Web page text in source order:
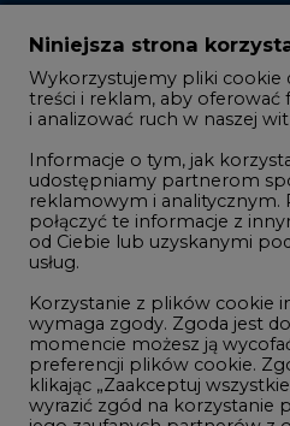
Offshore wind
Magazyny energii
Zielone samorządy
Zielona gospodarka
©2002- 2021 - 2026 CIRE.PL
REDAKCJA@CIRE.PL
Niniejsza strona
Wykorzystujemy pliki cookie
treści i reklam, aby oferować
i analizować ruch w naszej
Informacje o tym, jak
udostępniamy partnerom
reklamowym i analitycznym.
połączyć te informacje z
od Ciebie lub uzyskanymi
usług.
Korzystanie z plików cookie
wymaga zgody. Zgoda jest
momencie możesz ją
preferencji plików cookie.
klikając „Zaakceptuj
wyrazić zgód na korzystanie